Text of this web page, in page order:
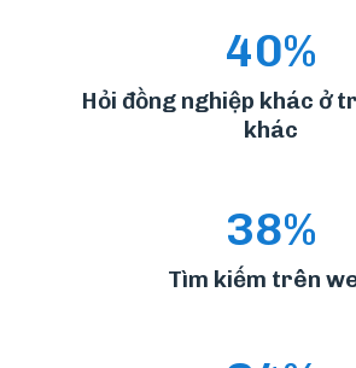
40%
Hỏi đồng nghiệp khác ở
khác
38%
Tìm kiếm trên